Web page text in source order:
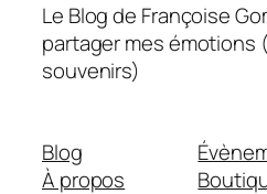
Le Blog de Françoise
partager mes émotions
souvenirs)
Blog
À propos